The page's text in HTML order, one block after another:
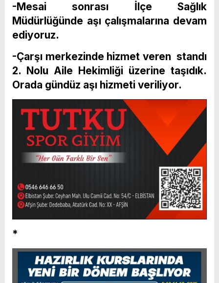
-Mesai sonrası İlçe Sağlık
Müdürlüğünde aşı çalışmalarına devam
ediyoruz.
-Çarşı merkezinde hizmet veren standı
2. Nolu Aile Hekimliği üzerine taşıdık.
Orada gündüz aşı hizmeti veriliyor.
*